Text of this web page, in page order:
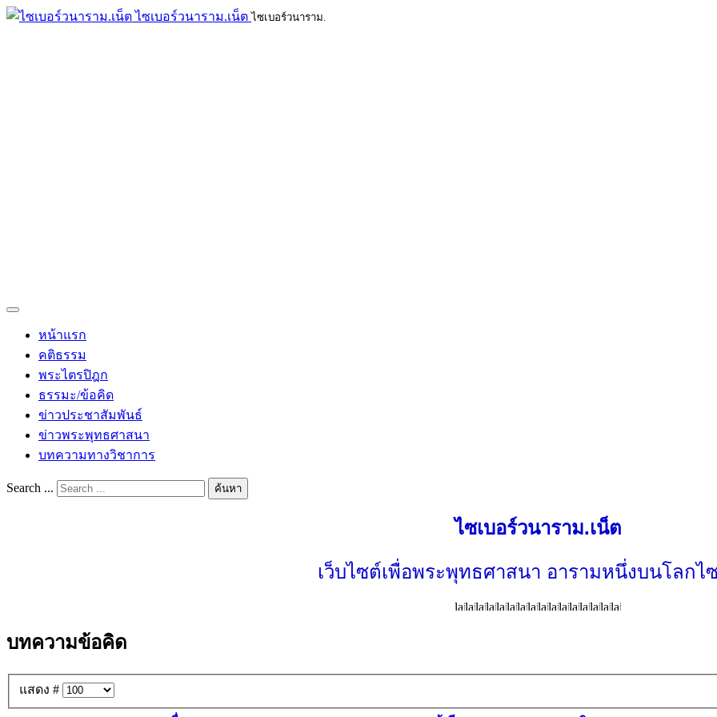
ไซเบอร์วนาราม.เน็ต ไซเบอร์วนาราม.
หน้าแรก
คติธรรม
พระไตรปิฎก
ธรรมะ/ข้อคิด
ข่าวประชาสัมพันธ์
ข่าวพระพุทธศาสนา
บทความทางวิชาการ
Search ... ค้นหา
ไซเบอร์วนาราม.เน็ต
เว็บไซต์เพื่อพระพุทธศาสนา อารามหนึ่งบนโลกไ
บทความข้อคิด
แสดง #